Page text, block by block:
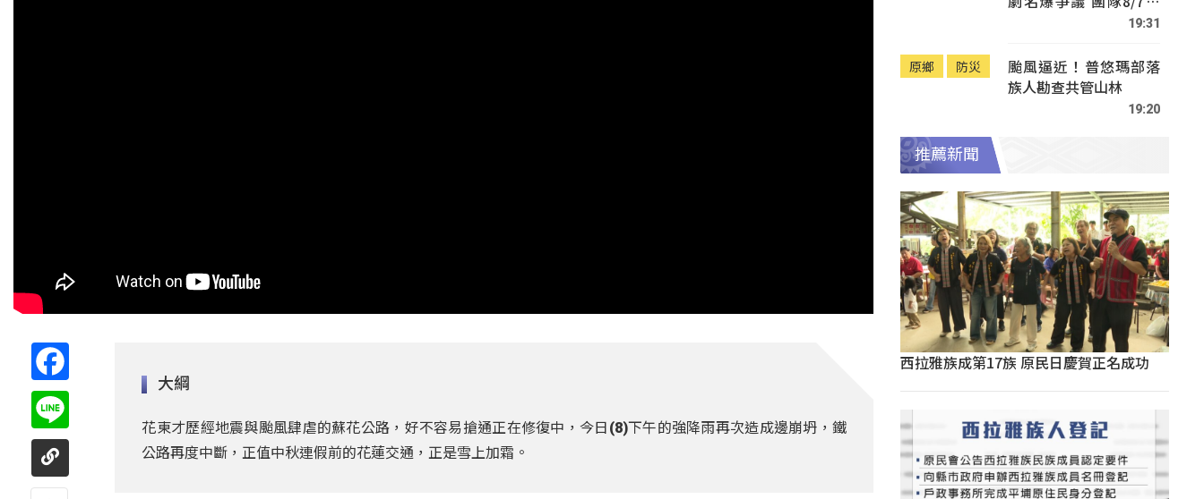
大綱
花東才歷經地震與颱風肆虐的蘇花公路，好不容易搶通正在修復中，今日(8)下午的強降雨再次造成邊崩坍，鐵
公路再度中斷，正值中秋連假前的花蓮交通，正是雪上加霜。
19:31
原鄉 防災
颱風逼近！普悠瑪部落
族人勘查共管山林
19:20
推薦新聞
西拉雅族成第17族 原民日慶賀正名成功